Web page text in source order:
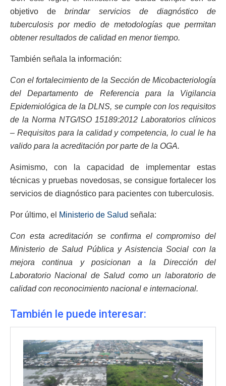
objetivo debrindar servicios de diagnóstico de
tuberculosis por medio de metodologías que permitan
obtener resultados de calidad en menor tiempo.
También señala la información:
Con el fortalecimiento de la Sección de Micobacteriología
del Departamento de Referencia para la Vigilancia
Epidemiológica de la DLNS, se cumple con los requisitos
de la Norma NTG/ISO 15189:2012 Laboratorios clínicos
– Requisitos para la calidad y competencia, lo cual le ha
valido para la acreditación por parte de la OGA.
Asimismo, con la capacidad de implementar estas
técnicas y pruebas novedosas, se consigue fortalecer los
servicios de diagnóstico para pacientes con tuberculosis.
Por último, el Ministerio de Salud señala:
Con esta acreditación se confirma el compromiso del
Ministerio de Salud Pública y Asistencia Social con la
mejora continua y posicionan a la Dirección del
Laboratorio Nacional de Salud como un laboratorio de
calidad con reconocimiento nacional e internacional.
También le puede interesar: